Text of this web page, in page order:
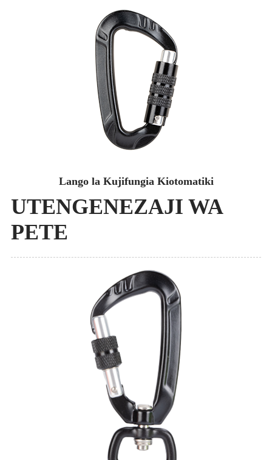
Lango la Kujifungia Kiotomatiki
UTENGENEZAJI WA
PETE